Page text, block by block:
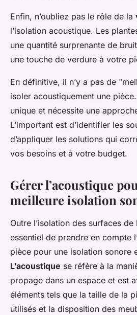
Enfin, n’oubliez pas le rôle de la
l’isolation acoustique. Les
une quantité surprenante de
une touche de verdure à votre
En définitive, il n’y a pas de
isoler acoustiquement une
unique et nécessite une
L’important est d’identifier les
d’appliquer les solutions qui
vos besoins et à votre budget.
Gérer l’acoustique
meilleure isolation
Outre l’isolation des surfaces
essentiel de prendre en compte
pièce pour une isolation sonore
L’acoustique se réfère à la
propage dans un espace et est
éléments tels que la taille de la
utilisés et la disposition des